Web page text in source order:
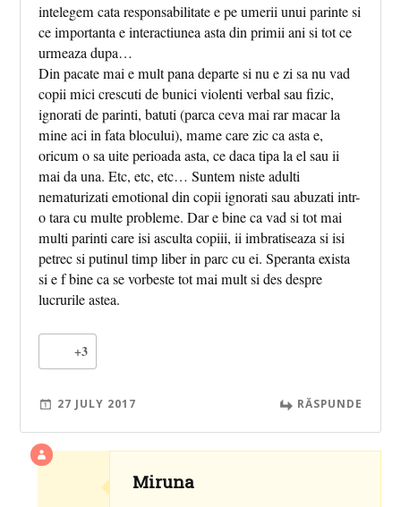
intelegem cata responsabilitate e pe umerii unui parinte si
ce importanta e interactiunea asta din primii ani si tot ce
urmeaza dupa…
Din pacate mai e mult pana departe si nu e zi sa nu vad
copii mici crescuti de bunici violenti verbal sau fizic,
ignorati de parinti, batuti (parca ceva mai rar macar la
mine aci in fata blocului), mame care zic ca asta e,
oricum o sa uite perioada asta, ce daca tipa la el sau ii
mai da una. Etc, etc, etc… Suntem niste adulti
nematurizati emotional din copii ignorati sau abuzati intr-
o tara cu multe probleme. Dar e bine ca vad si tot mai
multi parinti care isi asculta copiii, ii imbratiseaza si isi
petrec si putinul timp liber in parc cu ei. Speranta exista
si e f bine ca se vorbeste tot mai mult si des despre
lucrurile astea.
+3
27 JULY 2017 RĂSPUNDE
Miruna